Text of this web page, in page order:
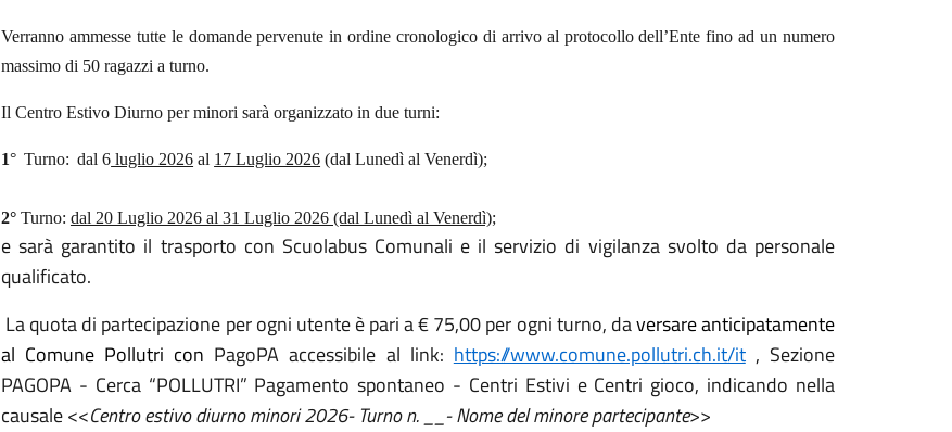
Verranno ammesse tutte le domande pervenute in ordine cronologico di arrivo al protocollo dell’Ente fino ad un numero
massimo di 50 ragazzi a turno.
Il Centro Estivo Diurno per minori sarà organizzato in due turni:
1° Turno: dal 6 luglio 2026 al 17 Luglio 2026 (dal Lunedì al Venerdì);
2° Turno: dal 20 Luglio 2026 al 31 Luglio 2026 (dal Lunedì al Venerdì);
e sarà garantito il trasporto con Scuolabus Comunali e il servizio di vigilanza svolto da personale
qualificato.
La quota di partecipazione per ogni utente è pari a € 75,00 per ogni turno, daversare anticipatamente
al Comune Pollutri con PagoPA accessibile al link: https://www.comune.pollutri.ch.it/it, Sezione
PAGOPA - Cerca “POLLUTRI” Pagamento spontaneo - Centri Estivi e Centri gioco, indicando nella
causale <<Centro estivo diurno minori 2026- Turno n. __- Nome del minore partecipante>>